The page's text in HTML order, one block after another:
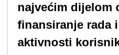
najvećim dijelom
finansiranje rada
aktivnosti